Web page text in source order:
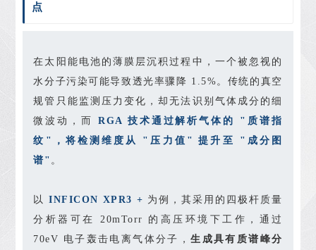
点
在太阳能电池的薄膜层沉积过程中，一个被忽视的
水分子污染可能导致透光率骤降 1.5%。传统的真空
规管只能监测压力变化，却无法识别气体成分的细
微波动，而
RGA 技术通过解析气体的 "质谱指
纹"，将检测维度从 "压力值" 提升至 "成分图
谱" 。
以INFICON XPR3 + 为例，其采用的四极杆质量
分析器可在 20mTorr 的高压环境下工作，通过
70eV 电子轰击电离气体分子，生成具有质谱峰分